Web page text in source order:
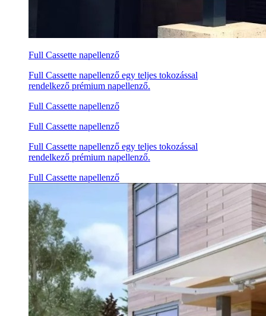
Full Cassette napellenző
Full Cassette napellenző egy teljes tokozással
rendelkező prémium napellenző.
Full Cassette napellenző
Full Cassette napellenző
Full Cassette napellenző egy teljes tokozással
rendelkező prémium napellenző.
Full Cassette napellenző